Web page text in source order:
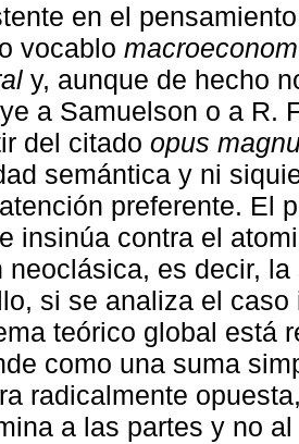
en el
vocablo
y, aunque de hecho
a Samuelson o a R.
del citado opus
semántica y ni
preferente. El
insinúa contra el
neoclásica, es decir,
si se analiza el
teórico global está
como una suma
radicalmente
a las partes y no